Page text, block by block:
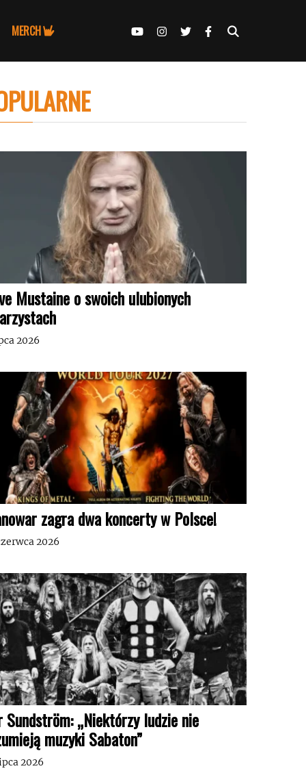
MERCH
Mustaine o swoich ulubionych
2026
zagra dwa koncerty w Polsce!
2026
Sundström: „Niektórzy ludzie nie
muzyki Sabaton”
2026